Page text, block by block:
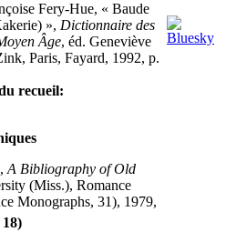
Fery-Hue, « Baude
», Dictionnaire des
Âge, éd. Geneviève
Paris, Fayard, 1992, p.
recueil:
A Bibliography of Old
(Miss.), Romance
Monographs, 31), 1979,
18)